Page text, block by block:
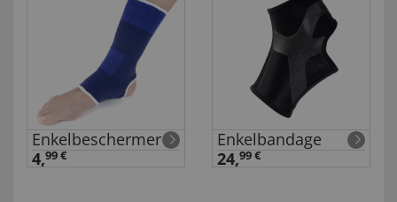
Enkelbeschermer
4,99 €
Enkelbandage
24,99 €